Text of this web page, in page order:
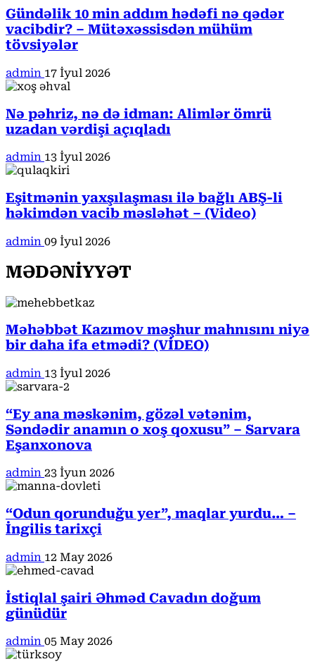
Gündəlik 10 min addım hədəfi nə qədər
vacibdir? – Mütəxəssisdən mühüm
tövsiyələr
admin 17 İyul 2026
Nə pəhriz, nə də idman: Alimlər ömrü
uzadan vərdişi açıqladı
admin 13 İyul 2026
Eşitmənin yaxşılaşması ilə bağlı ABŞ-li
həkimdən vacib məsləhət – (Video)
admin 09 İyul 2026
MƏDƏNİYYƏT
Məhəbbət Kazımov məşhur mahnısını niyə
bir daha ifa etmədi? (VİDEO)
admin 13 İyul 2026
“Ey ana məskənim, gözəl vətənim,
Səndədir anamın o xoş qoxusu” – Sarvara
Eşanxonova
admin 23 İyun 2026
“Odun qorunduğu yer”, maqlar yurdu… –
İngilis tarixçi
admin 12 May 2026
İstiqlal şairi Əhməd Cavadın doğum
günüdür
admin 05 May 2026